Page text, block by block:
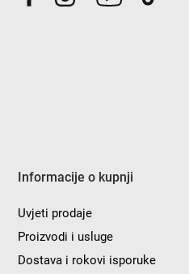
Informacije o kupnji
Uvjeti prodaje
Proizvodi i usluge
Dostava i rokovi isporuke